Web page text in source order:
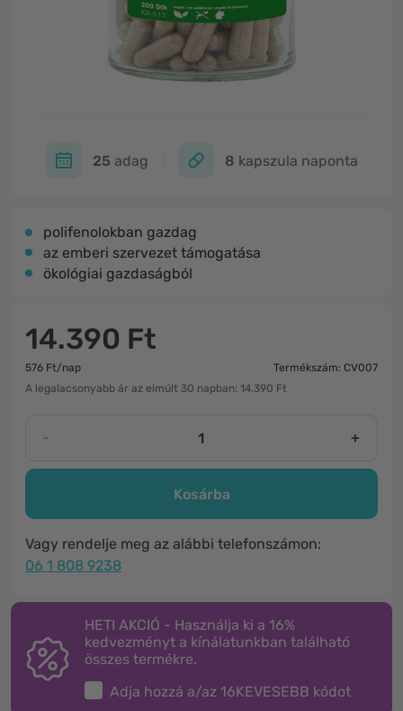
25 adag 8 kapszula naponta
polifenolokban gazdag
az emberi szervezet támogatása
ökológiai gazdaságból
14.390 Ft
576 Ft/nap
Termékszám: CV007
A legalacsonyabb ár az elmúlt 30 napban: 14.390 Ft
- +
Kosárba
Vagy rendelje meg az alábbi telefonszámon:
06 1 808 9238
HETI AKCIÓ - Használja ki a 16%
kedvezményt a kínálatunkban található
összes termékre.
Adja hozzá a/az 16KEVESEBB kódot